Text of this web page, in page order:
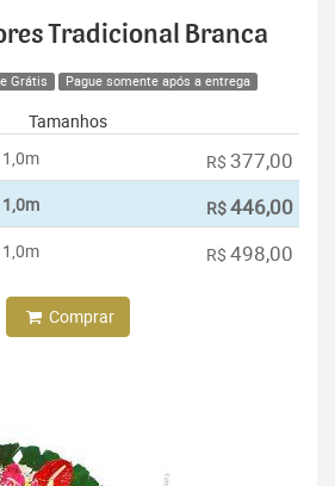
Tradicional Branca
Grátis Pague somente após a entrega
Tamanhos
R$ 377,00
R$446,00
R$ 498,00
Comprar